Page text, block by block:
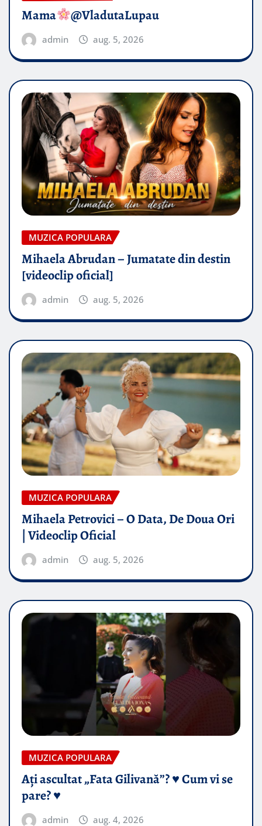
Mama @VladutaLupau
admin aug. 5, 2026
MUZICA POPULARA
Mihaela Abrudan – Jumatate din destin
[videoclip oficial]
admin aug. 5, 2026
MUZICA POPULARA
Mihaela Petrovici – O Data, De Doua Ori
| Videoclip Oficial
admin aug. 5, 2026
MUZICA POPULARA
Ați ascultat „Fata Gilivană”? ♥️ Cum vi se
pare? ♥️
admin aug. 4, 2026